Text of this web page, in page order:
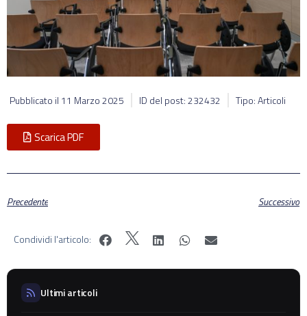
Pubblicato il 11 Marzo 2025 ID del post: 232432 Tipo: Articoli
Scarica PDF
Precedente Successivo
Condividi l'articolo:
Ultimi articoli